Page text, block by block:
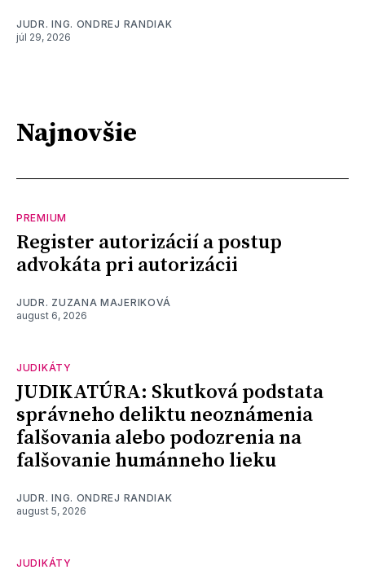
JUDR. ING. ONDREJ RANDIAK
júl 29, 2026
Najnovšie
PREMIUM
Register autorizácií a postup
advokáta pri autorizácii
JUDR. ZUZANA MAJERIKOVÁ
august 6, 2026
JUDIKÁTY
JUDIKATÚRA: Skutková podstata
správneho deliktu neoznámenia
falšovania alebo podozrenia na
falšovanie humánneho lieku
JUDR. ING. ONDREJ RANDIAK
august 5, 2026
JUDIKÁTY